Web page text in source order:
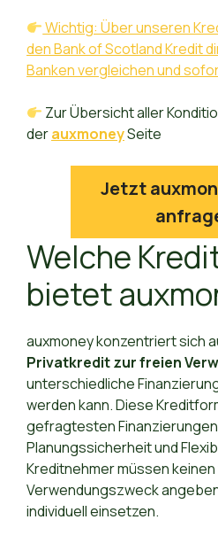
Wichtig: Über unseren
den Bank of Scotland Kredit
Banken vergleichen und
Zur Übersicht aller
derauxmoneySeite
Jetzt
Welche
bietet
auxmoney konzentriert sich
Privatkredit zur freien
unterschiedliche
werden kann. Diese
gefragtesten
Planungssicherheit und
Kreditnehmer müssen
Verwendungszweck
individuell einsetzen.